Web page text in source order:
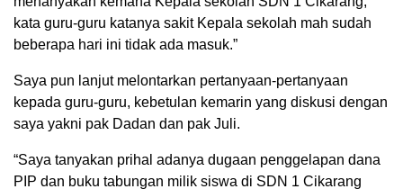
kata guru-guru katanya sakit Kepala sekolah mah sudah
beberapa hari ini tidak ada masuk.”
Saya pun lanjut melontarkan pertanyaan-pertanyaan
kepada guru-guru, kebetulan kemarin yang diskusi dengan
saya yakni pak Dadan dan pak Juli.
“Saya tanyakan prihal adanya dugaan penggelapan dana
PIP dan buku tabungan milik siswa di SDN 1 Cikarang